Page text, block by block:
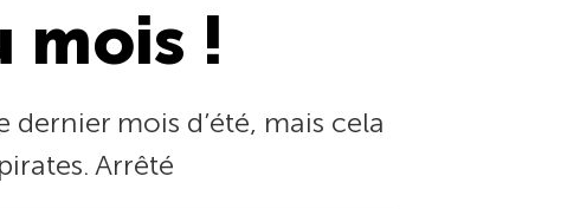
mois !
mois d’été, mais cela
Arrêté